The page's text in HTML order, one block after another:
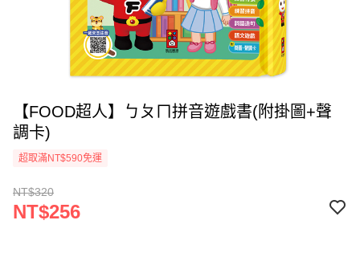
【FOOD超人】ㄅㄆㄇ拼音遊戲書(附掛圖+聲
調卡)
超取滿NT$590免運
NT$320
NT$256